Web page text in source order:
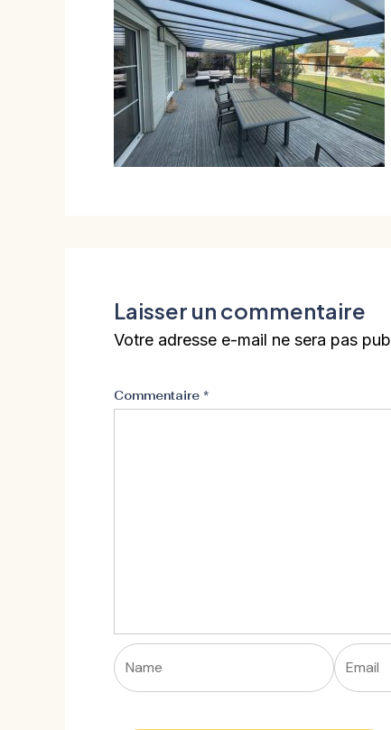
Laisser un commentaire
Votre adresse e-mail ne sera pas
Commentaire *
Name Email